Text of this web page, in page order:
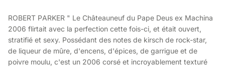
ROBERT PARKER " Le Châteauneuf du Pape Deus ex Machina
2006 flirtait avec la perfection cette fois-ci, et était ouvert,
stratifié et sexy. Possédant des notes de kirsch de rock-star,
de liqueur de mûre, d'encens, d'épices, de garrigue et de
poivre moulu, c'est un 2006 corsé et incroyablement texturé